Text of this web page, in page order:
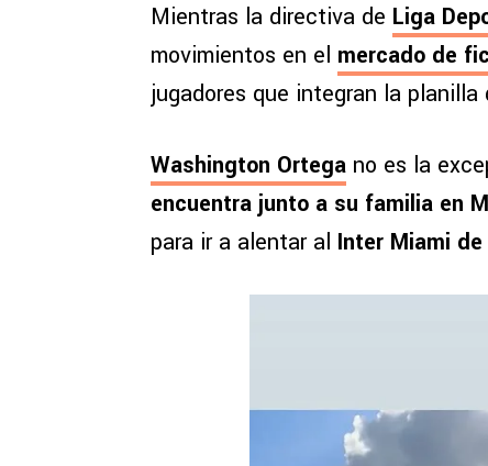
Mientras la directiva de Liga
movimientos en el mercado de
jugadores que integran la
Washington Ortega no es la
encuentra junto a su familia en
para ir a alentar al Inter Miami